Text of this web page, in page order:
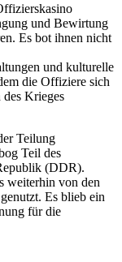
und Bewirtung
Es bot ihnen nicht
und kulturelle
die Offiziere sich
des Krieges
Teilung
Teil des
(DDR).
weiterhin von den
Es blieb ein
für die